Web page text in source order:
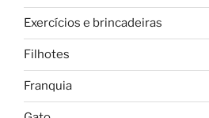
Exercícios e brincadeiras
Filhotes
Franquia